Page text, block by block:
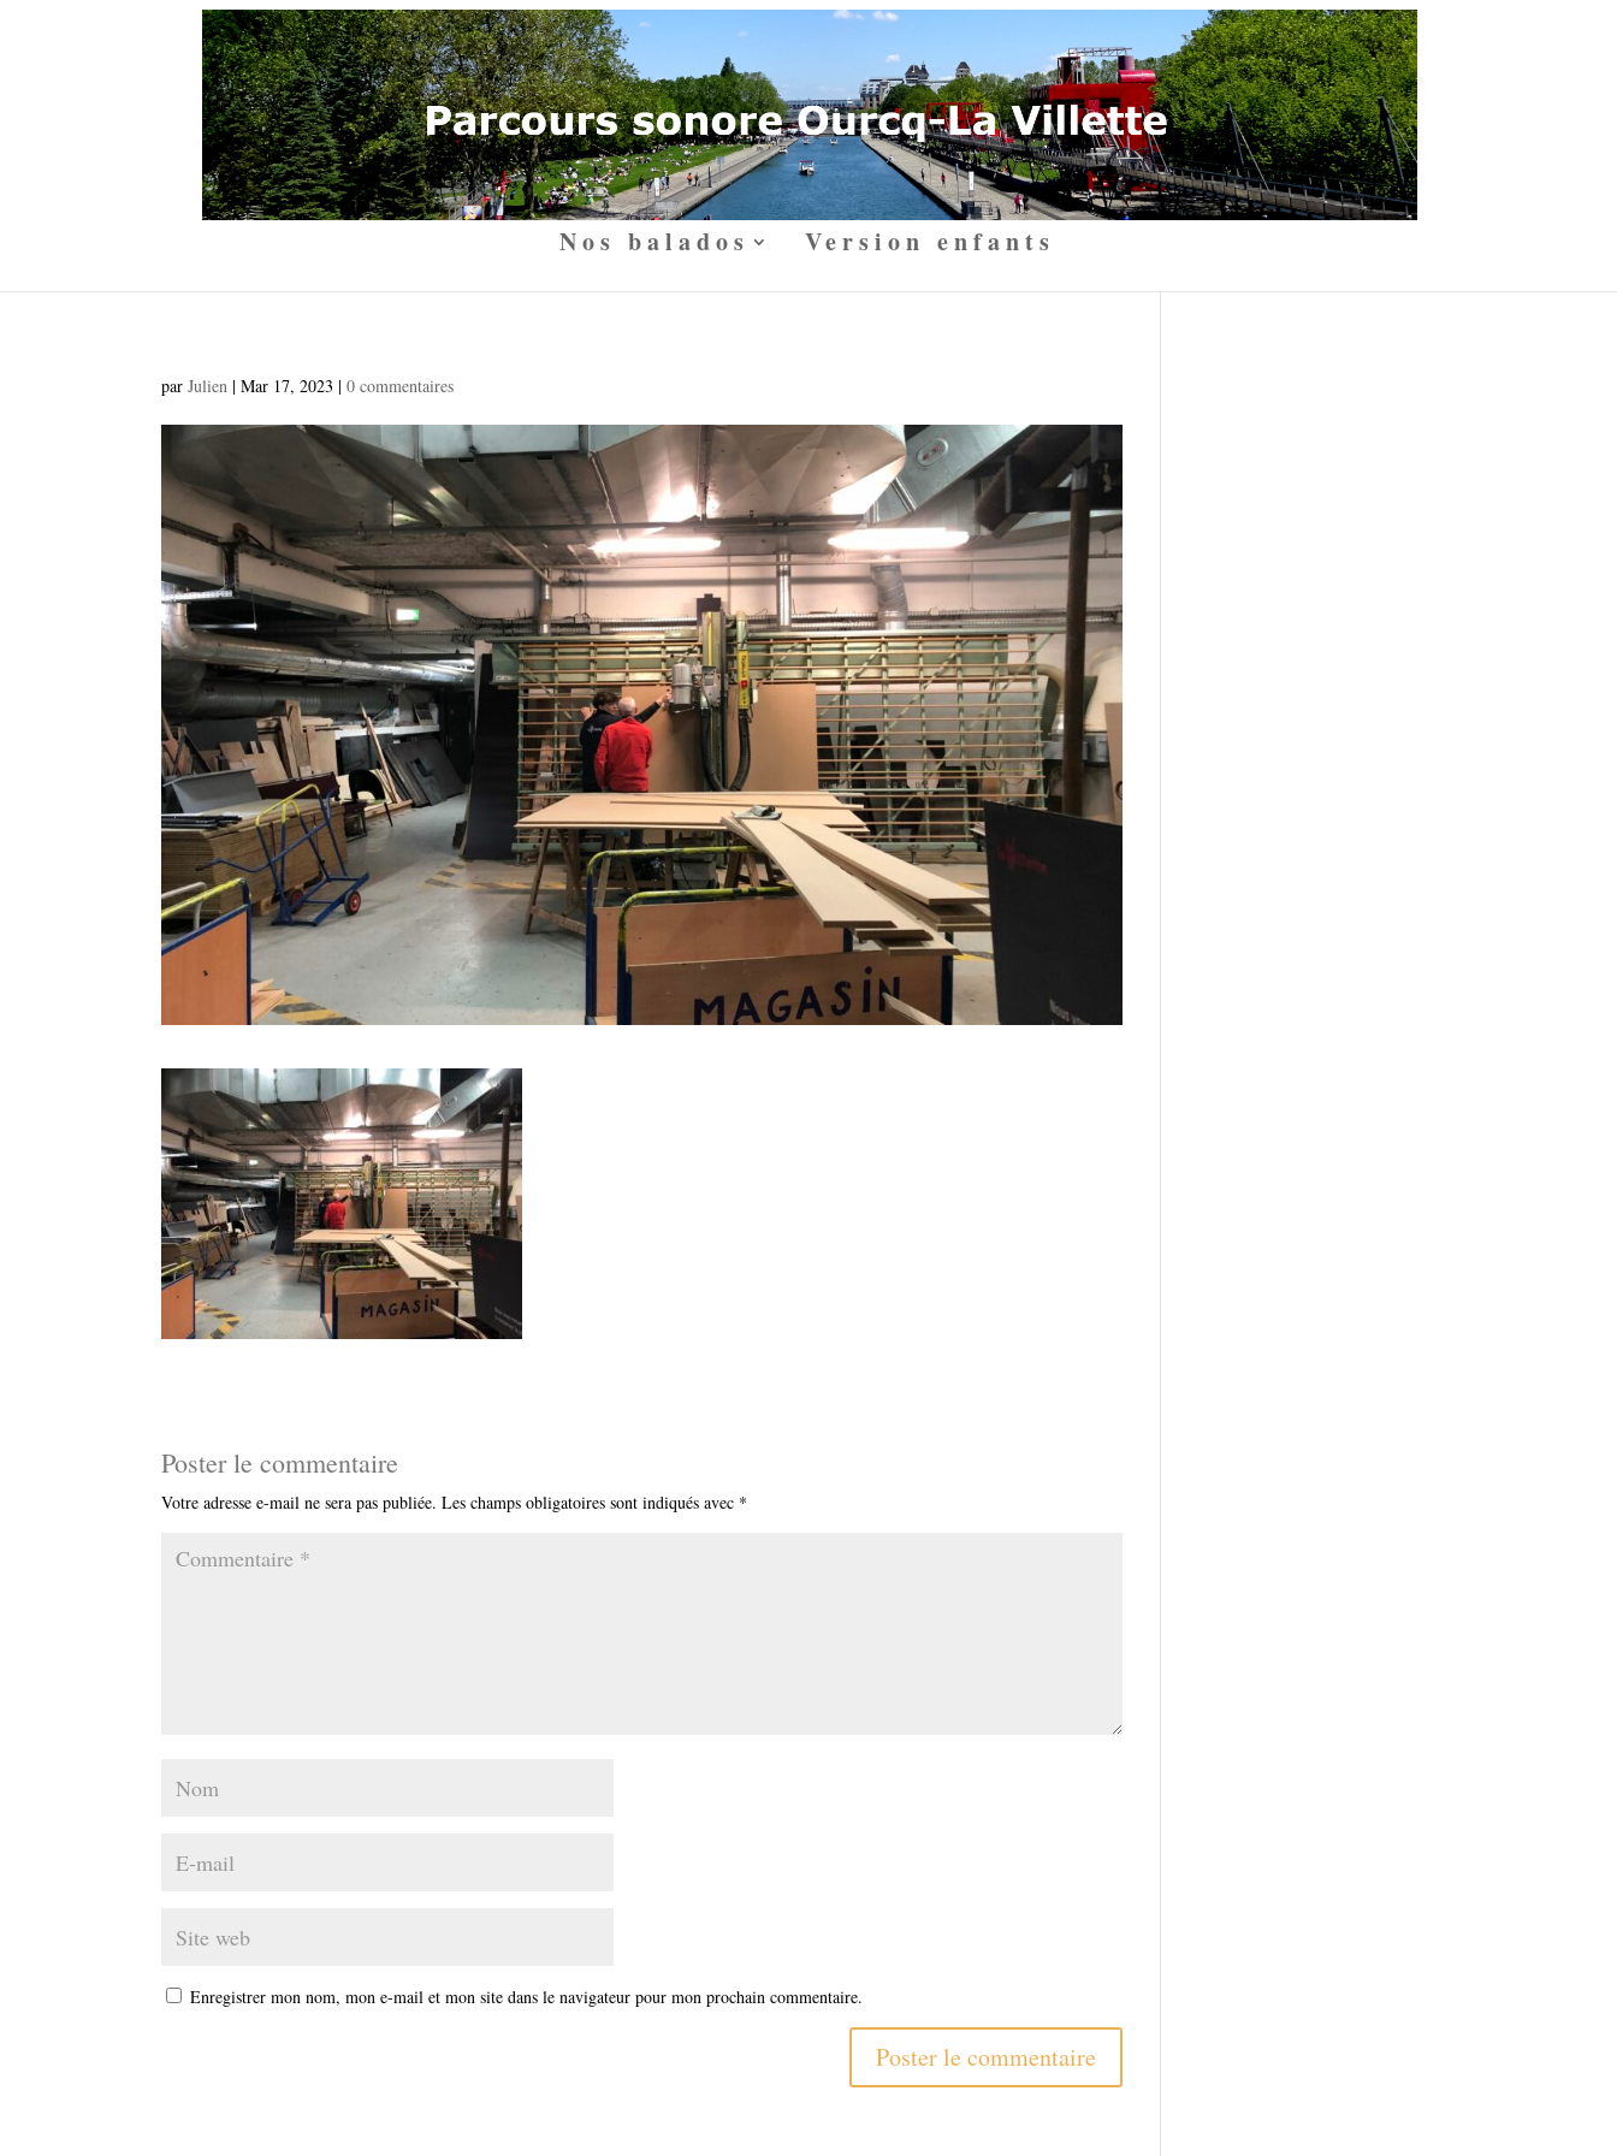
Nos balados Version enfants
parJulien |Mar 17, 2023 |0 commentaires
Poster le commentaire
Votre adresse e-mail ne sera pas publiée. Les champs obligatoires sont indiqués avec *
Enregistrer mon nom, mon e-mail et mon site dans le navigateur pour mon prochain commentaire.